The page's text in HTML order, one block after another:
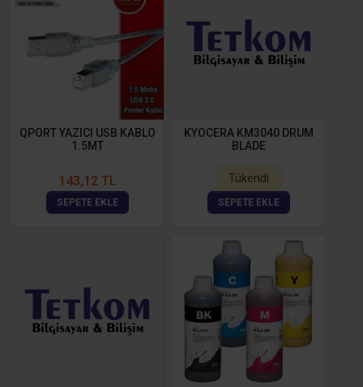
QPORT YAZICI USB KABLO
1.5MT
143,12 TL
SEPETE EKLE
KYOCERA KM3040 DRUM
BLADE
Tükendi
SEPETE EKLE